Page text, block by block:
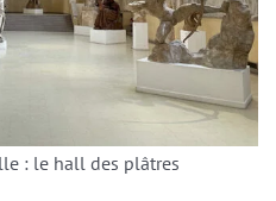
: le hall des plâtres